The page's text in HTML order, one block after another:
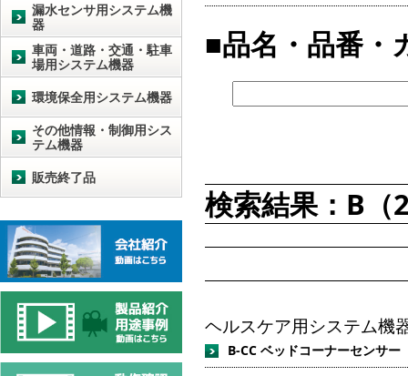
品名・品番・
検索結果：B（
ヘルスケア用システム機
B-CC ベッドコーナーセンサー
漏水センサ用システム機
器
車両・道路・交通・駐車
場用システム機器
環境保全用システム機器
その他情報・制御用シス
テム機器
販売終了品